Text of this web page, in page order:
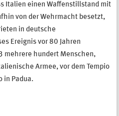
Italien einen Waffenstillstand mit
von der Wehrmacht besetzt,
in deutsche
Ereignis vor 80 Jahren
mehrere hundert Menschen,
Armee, vor dem Tempio
in Padua.